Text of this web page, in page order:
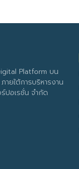
Platform บน
ายใต้การบริหารงาน
ปอเรชั่น จำกัด